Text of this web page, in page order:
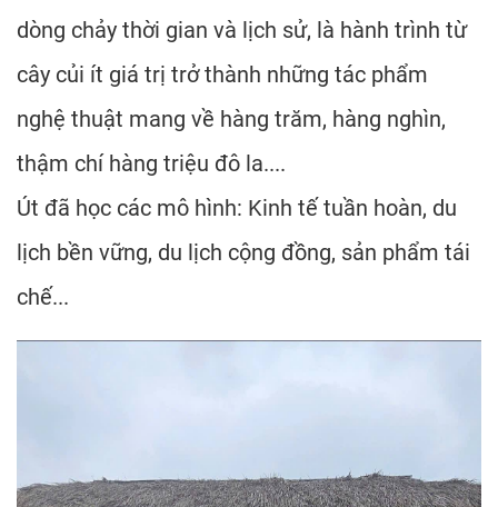
dòng chảy thời gian và lịch sử, là hành trình từ
cây củi ít giá trị trở thành những tác phẩm
nghệ thuật mang về hàng trăm, hàng nghìn,
thậm chí hàng triệu đô la....
Út đã học các mô hình: Kinh tế tuần hoàn, du
lịch bền vững, du lịch cộng đồng, sản phẩm tái
chế...